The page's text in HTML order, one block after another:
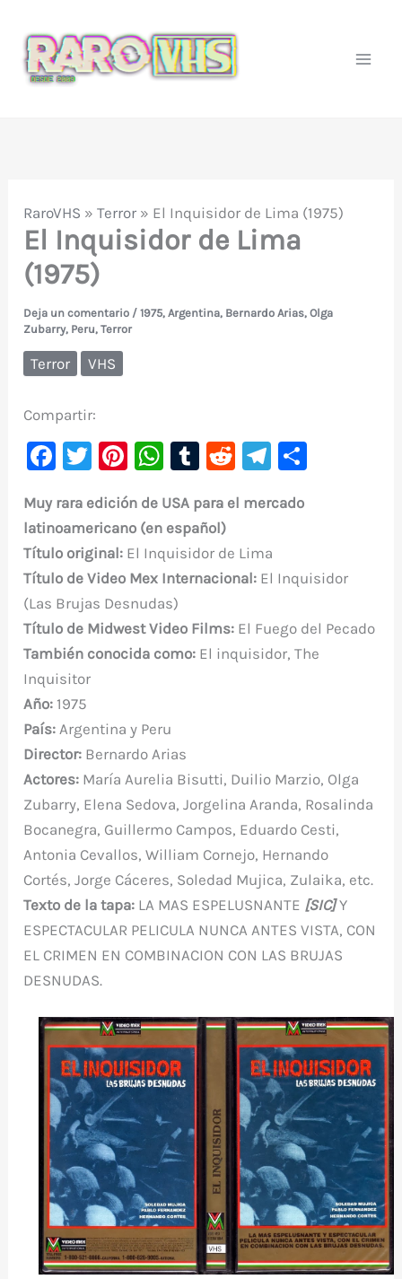
contenido
RaroVHS »Terror » El Inquisidor de Lima (1975)
El Inquisidor de Lima
(1975)
Deja un comentario /1975,Argentina, Bernardo Arias,Olga
Zubarry, Peru,Terror
Terror VHS
Compartir:
F
c
e
b
o
o
k
T
it
te
r
Pi
er
e
st
W
at
s
A
p
p
T
m
bl
r
R
d
di
t
Te
gr
m ar
r
Muy rara edición de USA para el mercado
latinoamericano (en español)
Título original: El Inquisidor de Lima
Título de Video Mex Internacional: El Inquisidor
(Las Brujas Desnudas)
Título de Midwest Video Films: El Fuego del Pecado
También conocida como: El inquisidor, The
Inquisitor
Año: 1975
País: Argentina y Peru
Director: Bernardo Arias
Actores: María Aurelia Bisutti, Duilio Marzio, Olga
Zubarry, Elena Sedova, Jorgelina Aranda, Rosalinda
Bocanegra, Guillermo Campos, Eduardo Cesti,
Antonia Cevallos, William Cornejo, Hernando
Cortés, Jorge Cáceres, Soledad Mujica, Zulaika, etc.
Texto de la tapa: LA MAS ESPELUSNANTE [SIC] Y
ESPECTACULAR PELICULA NUNCA ANTES VISTA, CON
EL CRIMEN EN COMBINACION CON LAS BRUJAS
DESNUDAS.